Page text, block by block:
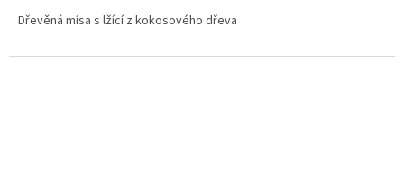
z
hvězdiček.
Dřevěná mísa s lžící z kokosového dřeva